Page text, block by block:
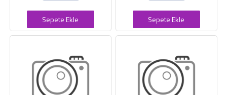
Sepete Ekle Sepete Ekle